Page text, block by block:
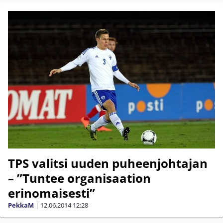
TPS valitsi uuden puheenjohtajan
– ”Tuntee organisaation
erinomaisesti”
PekkaM | 12.06.2014 12:28